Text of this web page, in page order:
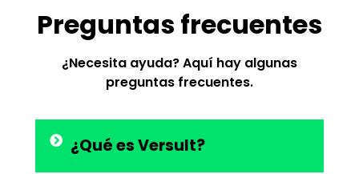
Preguntas frecuentes
¿Necesita ayuda? Aquí hay algunas
preguntas frecuentes.
¿Qué es Versult?